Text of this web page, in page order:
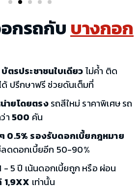
กรถกับ บางกอก
บัตรประชาชนใบเดียวไม่ค้ำ ติด
ปรึกษาฟรี ช่วยดันเต็มที่
ายโดยตรงรถสีใหม่ ราคาพิเศษ รถ
า 500 คัน
0.5% รองรับดอกเบี้ยกฎหมาย
ดดอกเบี้ยอีก 50-90%
- 5 ปี เน้นดอกเบี้ยถูก หรือ ผ่อน
1,9XX เท่านั้น